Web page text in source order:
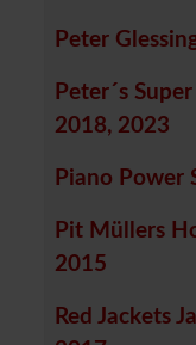
Peter
Peter´s
2018, 2023
Piano Power
Pit Müllers
2015
Red Jackets